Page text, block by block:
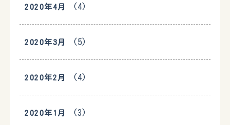
2020年4月 (4)
2020年3月 (5)
2020年2月 (4)
2020年1月 (3)